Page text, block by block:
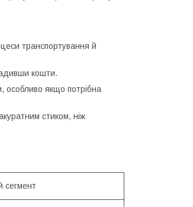
транспортування й
кошти.
особливо якщо потрібна
стиком, ніж
сегмент